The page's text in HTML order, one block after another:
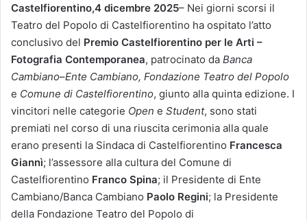
Castelfiorentino,4 dicembre 2025– Nei giorni scorsi il
Teatro del Popolo di Castelfiorentino ha ospitato l’atto
conclusivo del Premio Castelfiorentino per le Arti –
Fotografia Contemporanea, patrocinato da Banca
Cambiano–Ente Cambiano, Fondazione Teatro del Popolo
e Comune di Castelfiorentino, giunto alla quinta edizione. I
vincitori nelle categorie Open e Student, sono stati
premiati nel corso di una riuscita cerimonia alla quale
erano presenti la Sindaca di Castelfiorentino Francesca
Giannì; l’assessore alla cultura del Comune di
Castelfiorentino Franco Spina; il Presidente di Ente
Cambiano/Banca Cambiano Paolo Regini; la Presidente
della Fondazione Teatro del Popolo di